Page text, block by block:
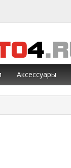
Аксессуары